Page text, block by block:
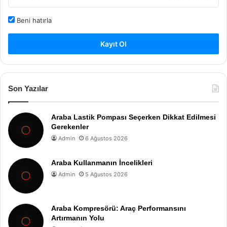
Beni hatırla
Kayıt Ol
Son Yazılar
Araba Lastik Pompası Seçerken Dikkat Edilmesi
Gerekenler
Admin 6 Ağustos 2026
Araba Kullanmanın İncelikleri
Admin 5 Ağustos 2026
Araba Kompresörü: Araç Performansını
Artırmanın Yolu